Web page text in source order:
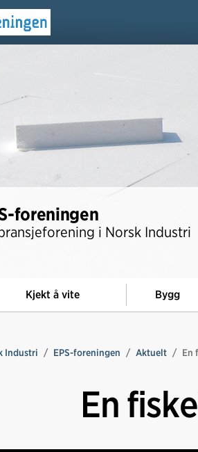
foreningen
i Norsk Industri
Kjekt å vite Bygg
Industri EPS-foreningen Aktuelt En
En